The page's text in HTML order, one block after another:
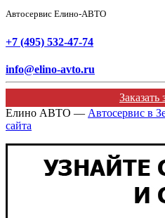
Автосервис Елино-АВТО
+7 (495) 532-47-74
info@elino-avto.ru
Заказать
Елино АВТО — Автосервис в
сайта